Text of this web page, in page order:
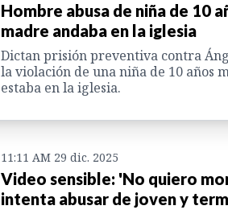
Hombre abusa de niña de 10
madre andaba en la iglesia
Dictan prisión preventiva contra
la violación de una niña de 10 años
estaba en la iglesia.
11:11 AM 29 dic. 2025
Video sensible: 'No quiero
intenta abusar de joven y